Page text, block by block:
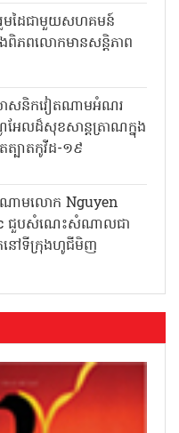
មដៃជាមួយសហគមន៍
ងពិភពលោកមានសន្តិភាព
ាសនិកវៀតណាមអំណរ
ែលដ៏សុខសាន្តត្រាណក្នុង
តត្បាតកូវីដ-១៩
តណាមលោក Nguyen
ជួបសំណេះសំណាលជា
នៅទីក្រុងហូជីមិញ